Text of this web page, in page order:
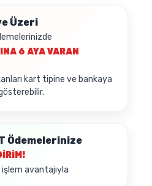
Üzeri
6 AYA VARAN
kart tipine ve bankaya
Ödemelerinize
işlem avantajıyla